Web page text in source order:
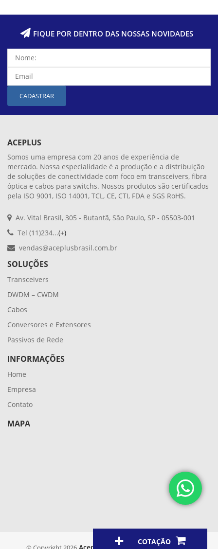
FIQUE POR DENTRO DAS NOSSAS NOVIDADES
CADASTRAR
ACEPLUS
Somos uma empresa com 20 anos de experiência de
mercado. Nossa especialidade é a produção e a distribuição
de soluções de conectividade com foco em transceivers, fibra
óptica e cabos para switchs. Nossos produtos são certificados
pela ISO 9001, ISO 14001, TCL, CE, CTI, FDA e SGS RoHS.
Av. Vital Brasil, 305 - Butantã, São Paulo, SP - 05503-001
Tel (11)234...(+)
vendas@aceplusbrasil.com.br
SOLUÇÕES
Transceivers
DWDM – CWDM
Cabos
Conversores e Extensores
Passivos de Rede
INFORMAÇÕES
Home
Empresa
Contato
MAPA
Aceplus
COTAÇÃO